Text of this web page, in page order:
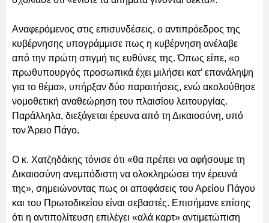
Αναφερόμενος στις επισυνδέσεις, ο αντιπρόεδρος της
κυβέρνησης υπογράμμισε πως η κυβέρνηση ανέλαβε
από την πρώτη στιγμή τις ευθύνες της. Όπως είπε, «ο
πρωθυπουργός προσωπικά έχει μιλήσει κατ’ επανάληψη
για το θέμα», υπήρξαν δύο παραιτήσεις, ενώ ακολούθησε
νομοθετική αναθεώρηση του πλαισίου λειτουργίας.
Παράλληλα, διεξάγεται έρευνα από τη Δικαιοσύνη, υπό
τον Άρειο Πάγο.
Ο κ. Χατζηδάκης τόνισε ότι «θα πρέπει να αφήσουμε τη
Δικαιοσύνη ανεμπόδιστη να ολοκληρώσει την έρευνά
της», σημειώνοντας πως οι αποφάσεις του Αρείου Πάγου
και του Πρωτοδικείου είναι σεβαστές. Επισήμανε επίσης
ότι η αντιπολίτευση επιλέγει «αλά καρτ» αντιμετώπιση